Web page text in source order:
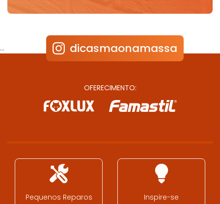
… dicasmaonamassa
OFERECIMENTO:
Pequenos Reparos Inspire-se